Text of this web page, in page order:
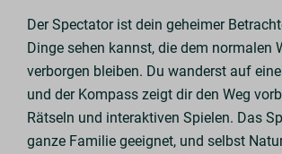
Der Spectator ist dein geheimer
Dinge sehen kannst, die dem normalen
verborgen bleiben. Du wanderst auf
und der Kompass zeigt dir den Weg
Rätseln und interaktiven Spielen. Das
ganze Familie geeignet, und selbst